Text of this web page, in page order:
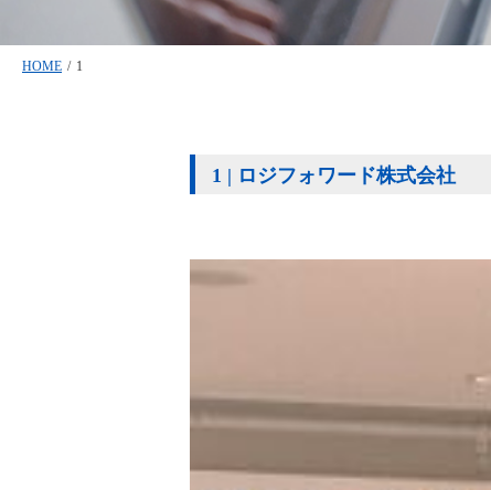
HOME / 1
1 | ロジフォワード株式会社